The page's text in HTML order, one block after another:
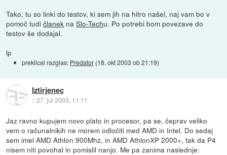
Tako, tu so linki do testov, ki sem jih na hitro našel, naj vam bo v
pomoč tudičlanek naSlo-Techu. Po potrebi bom povezave do
testov še dodajal.
lp
preklical razglas: Predator (18. okt 2003 ob 21:19)
Iztirjenec
::27. jul 2003, 11:11
Jaz ravno kupujem novo plato in procesor, pa se, čeprav veliko
vem o računalnikih ne morem odločiti med AMD in Intel. Do sedaj
sem imel AMD Athlon 900Mhz, in AMD AthlonXP 2000+, tak da P4
nisem niti povohal in pomislil nanjo. Me pa zanima naslednje: